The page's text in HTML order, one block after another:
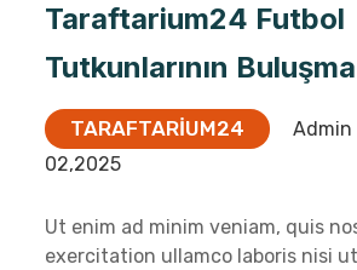
Taraftarium24 Futbol
Tutkunlarının
TARAFTARIUM24 Admin
02,2025
Ut enim ad minim veniam, quis
exercitation ullamco laboris nisi